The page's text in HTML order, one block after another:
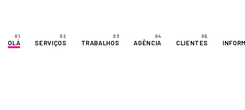
OLÁ SERVIÇOS TRABALHOS AGÊNCIA CLIENTES